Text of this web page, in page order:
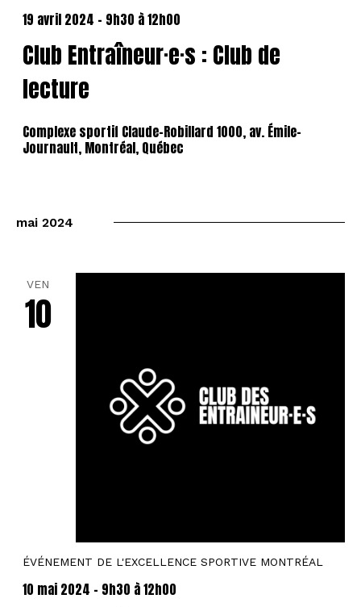
19 avril 2024 - 9h30 à12h00
Club Entraîneur·e·s : Club de
lecture
Complexe sportif Claude-Robillard 1000, av. Émile-
Journault, Montréal, Québec
mai 2024
VEN
10
ÉVÉNEMENT DE L'EXCELLENCE SPORTIVE MONTRÉAL
10 mai 2024 - 9h30 à12h00